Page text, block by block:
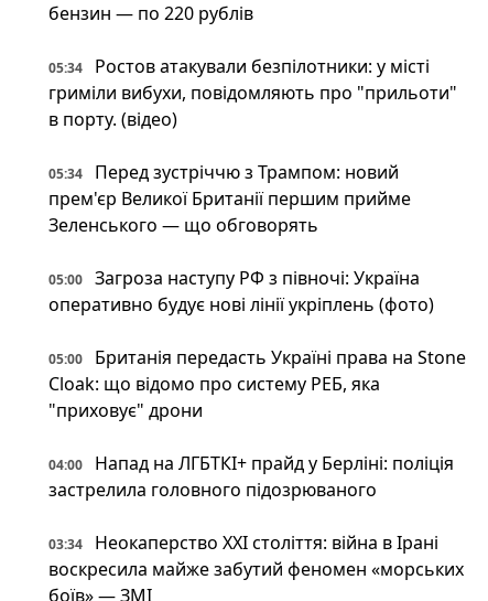
бензин — по 220 рублів
05:34
Ростов атакували безпілотники: у місті
гриміли вибухи, повідомляють про "прильоти"
в порту. (відео)
05:34
Перед зустріччю з Трампом: новий
прем'єр Великої Британії першим прийме
Зеленського — що обговорять
05:00
Загроза наступу РФ з півночі: Україна
оперативно будує нові лінії укріплень (фото)
05:00
Британія передасть Україні права на Stone
Cloak: що відомо про систему РЕБ, яка
"приховує" дрони
04:00
Напад на ЛГБТКІ+ прайд у Берліні: поліція
застрелила головного підозрюваного
03:34
Неокаперство XXI століття: війна в Ірані
воскресила майже забутий феномен «морських
боїв» — ЗМІ